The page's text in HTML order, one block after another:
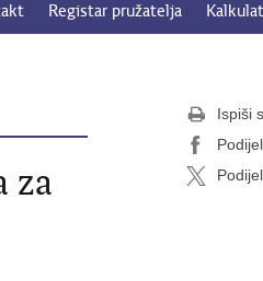
Registar pružatelja
za
Ispiši